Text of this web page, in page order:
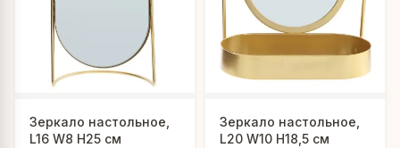
Зеркало настольное,
L16 W8 H25 см
Зеркало настольное,
L20 W10 H18,5 см